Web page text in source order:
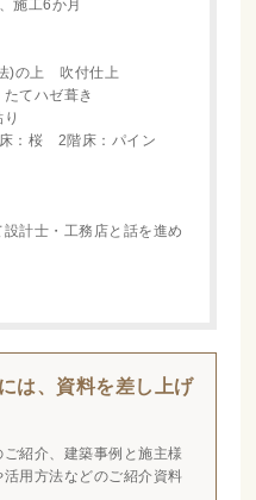
施工6か月
)の上 吹付仕上
てハゼ葺き
り
：桜 2階床：パイン
計士・工務店と話を進め
は、資料を差し上げ
紹介、建築事例と施主様
用方法などのご紹介資料